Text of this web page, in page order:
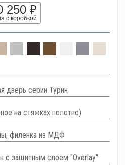
250 ₽
с коробкой
дверь серии Турин
на стяжках полотно)
филенка из МДФ
с защитным слоем "Overlay"